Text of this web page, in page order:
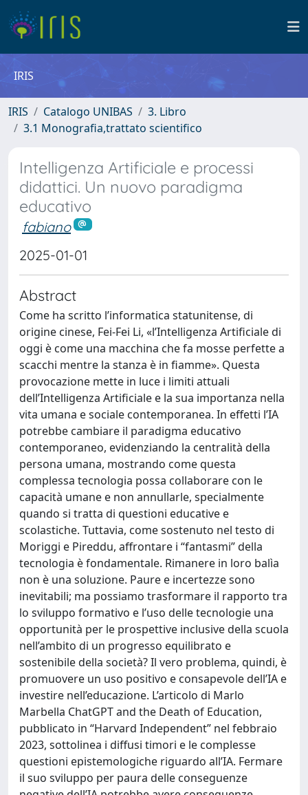
IRIS
IRIS Catalogo UNIBAS
3. Libro
3.1 Monografia,trattato scientifico
Intelligenza Artificiale e processi
didattici. Un nuovo paradigma
educativo
fabiano
2025-01-01
Abstract
Come ha scritto l’informatica statunitense, di
origine cinese, Fei-Fei Li, «l’Intelligenza Artificiale di
oggi è come una macchina che fa mosse perfette a
scacchi mentre la stanza è in fiamme». Questa
provocazione mette in luce i limiti attuali
dell’Intelligenza Artificiale e la sua importanza nella
vita umana e sociale contemporanea. In effetti l’IA
potrebbe cambiare il paradigma educativo
contemporaneo, evidenziando la centralità della
persona umana, mostrando come questa
complessa tecnologia possa collaborare con le
capacità umane e non annullarle, specialmente
quando si tratta di questioni educative e
scolastiche. Tuttavia, come sostenuto nel testo di
Moriggi e Pireddu, affrontare i “fantasmi” della
tecnologia è fondamentale. Rimanere in loro balìa
non è una soluzione. Paure e incertezze sono
inevitabili; ma possiamo trasformare il rapporto tra
lo sviluppo formativo e l’uso delle tecnologie una
opportunità per le prospettive inclusive della scuola
nell’ambito di un progresso equilibrato e
sostenibile della società? Il vero problema, quindi, è
promuovere un uso positivo e consapevole dell’IA e
investire nell’educazione. L’articolo di Marlo
Marbella ChatGPT and the Death of Education,
pubblicato in “Harvard Independent” nel febbraio
2023, sottolinea i diffusi timori e le complesse
questioni epistemologiche riguardo all’IA. Fermare
il suo sviluppo per paura delle conseguenze